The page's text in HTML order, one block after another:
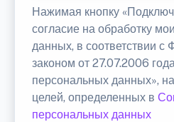
Нажимая кнопку
согласие на обработку
данных, в соответствии с
законом от 27.07.2006
персональных данных»,
целей, определенных в
персональных данных